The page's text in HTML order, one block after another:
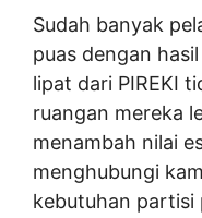
Sudah banyak
puas dengan
lipat dari PIREKI
ruangan mereka
menambah nilai
menghubungi
kebutuhan partisi